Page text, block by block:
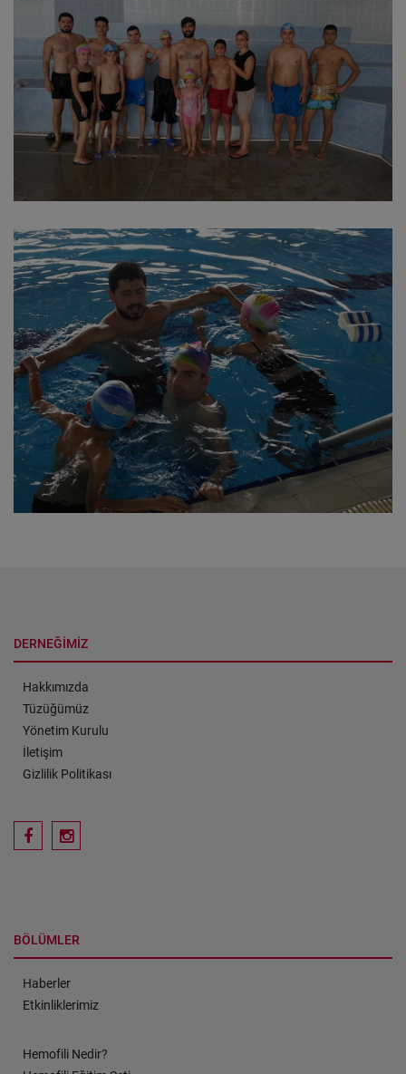
DERNEĞİMİZ
Hakkımızda
Tüzüğümüz
Yönetim Kurulu
İletişim
Gizlilik Politikası
BÖLÜMLER
Haberler
Etkinliklerimiz
Hemofili Nedir?